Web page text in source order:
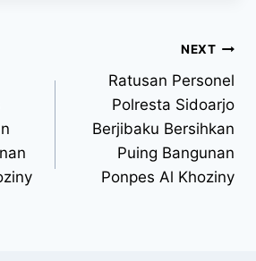
NEXT
Ratusan Personel
Polresta Sidoarjo
Berjibaku Bersihkan
Puing Bangunan
Ponpes Al Khoziny